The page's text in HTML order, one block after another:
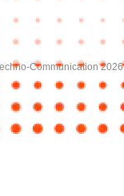
Communication 2026